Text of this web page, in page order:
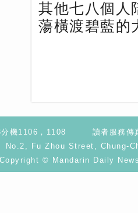
其他七八個人
蕩橫渡碧藍的
機1106，1108
讀者服務
No.2, Fu Zhou Street, Chung-
Copyright © Mandarin Daily